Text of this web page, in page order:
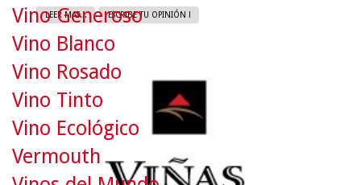
LEER MAS... ESCRIBE TU OPINIÓN !
Vino Generoso
Vino Blanco
Vino Rosado
Vino Tinto
Vino Ecológico
Vermouth